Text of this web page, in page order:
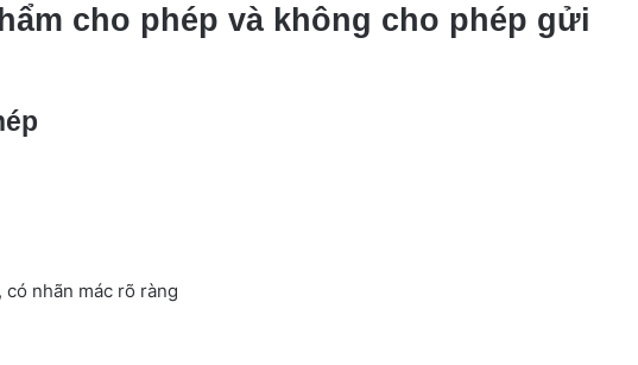
cho phép và không cho phép gửi
nhãn mác rõ ràng